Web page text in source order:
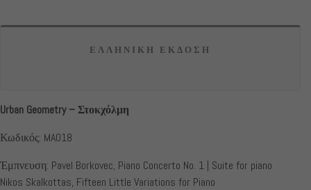
ΕΛΛΗΝΙΚΗ ΕΚΔΟΣΗ
Urban Geometry – Στοκχόλμη
Κωδικός: MA018
Έμπνευση: Pavel Borkovec, Piano Concerto No. 1 | Suite for piano
Nikos Skalkottas, Fifteen Little Variations for Piano